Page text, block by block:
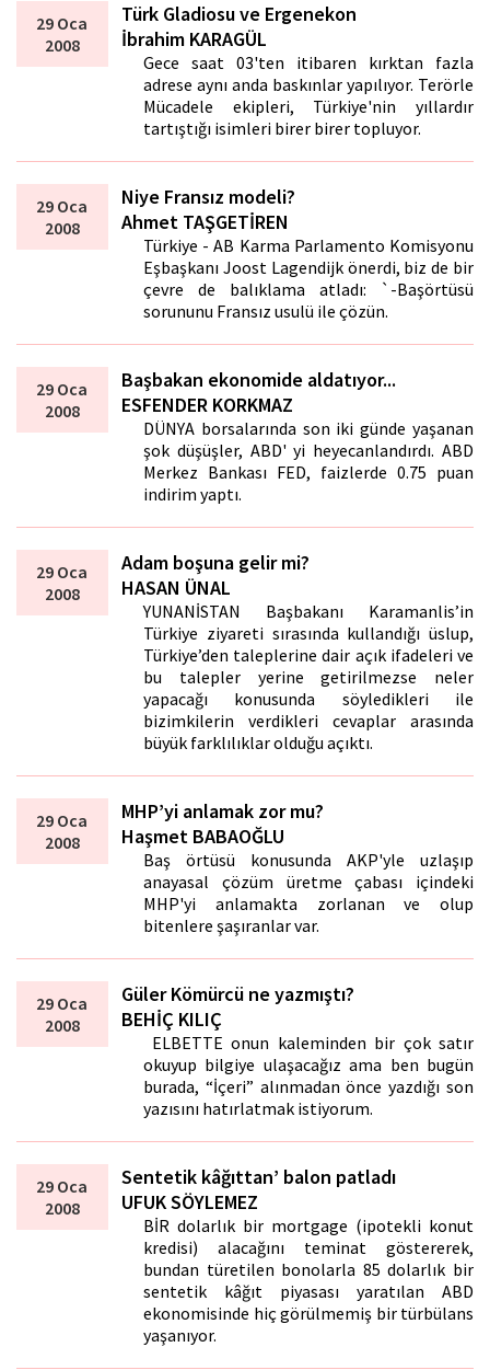
29 Oca
2008
Türk Gladiosu ve Ergenekon
İbrahim KARAGÜL
Gece saat 03'ten itibaren kırktan fazla
adrese aynı anda baskınlar yapılıyor. Terörle
Mücadele ekipleri, Türkiye'nin yıllardır
tartıştığı isimleri birer birer topluyor.
29 Oca
2008
Niye Fransız modeli?
Ahmet TAŞGETİREN
Türkiye - AB Karma Parlamento Komisyonu
Eşbaşkanı Joost Lagendijk önerdi, biz de bir
çevre de balıklama atladı: `-Başörtüsü
sorununu Fransız usulü ile çözün.
29 Oca
2008
Başbakan ekonomide aldatıyor...
ESFENDER KORKMAZ
DÜNYA borsalarında son iki günde yaşanan
şok düşüşler, ABD' yi heyecanlandırdı. ABD
Merkez Bankası FED, faizlerde 0.75 puan
indirim yaptı.
29 Oca
2008
Adam boşuna gelir mi?
HASAN ÜNAL
YUNANİSTAN Başbakanı Karamanlis’in
Türkiye ziyareti sırasında kullandığı üslup,
Türkiye’den taleplerine dair açık ifadeleri ve
bu talepler yerine getirilmezse neler
yapacağı konusunda söyledikleri ile
bizimkilerin verdikleri cevaplar arasında
büyük farklılıklar olduğu açıktı.
29 Oca
2008
MHP’yi anlamak zor mu?
Haşmet BABAOĞLU
Baş örtüsü konusunda AKP'yle uzlaşıp
anayasal çözüm üretme çabası içindeki
MHP'yi anlamakta zorlanan ve olup
bitenlere şaşıranlar var.
29 Oca
2008
Güler Kömürcü ne yazmıştı?
BEHİÇ KILIÇ
ELBETTE onun kaleminden bir çok satır
okuyup bilgiye ulaşacağız ama ben bugün
burada, “İçeri” alınmadan önce yazdığı son
yazısını hatırlatmak istiyorum.
29 Oca
2008
Sentetik kâğıttan’ balon patladı
UFUK SÖYLEMEZ
BİR dolarlık bir mortgage (ipotekli konut
kredisi) alacağını teminat göstererek,
bundan türetilen bonolarla 85 dolarlık bir
sentetik kâğıt piyasası yaratılan ABD
ekonomisinde hiç görülmemiş bir türbülans
yaşanıyor.